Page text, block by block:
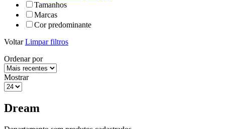
Tamanhos
Marcas
Cor predominante
Voltar Limpar filtros
Ordenar por
Mostrar
Dream